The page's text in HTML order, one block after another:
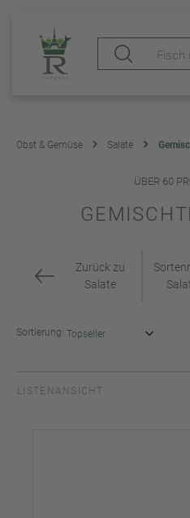
Obst & Gemüse Salate
ÜBER 60
Zurück zu
Salate
Sortierung:
LISTENANSICHT